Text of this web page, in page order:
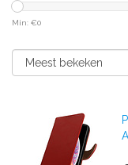
Min: €0